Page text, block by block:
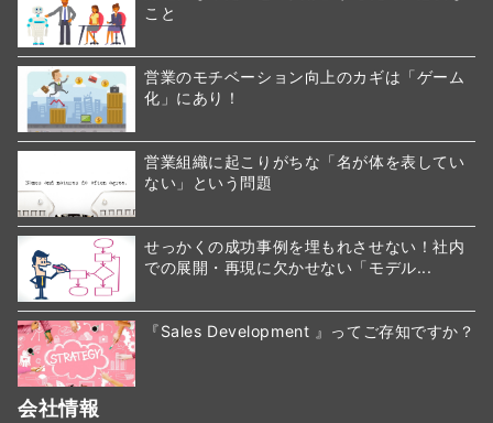
こと
営業のモチベーション向上のカギは「ゲーム
化」にあり！
営業組織に起こりがちな「名が体を表してい
ない」という問題
せっかくの成功事例を埋もれさせない！社内
での展開・再現に欠かせない「モデル...
『Sales Development 』ってご存知ですか？
会社情報